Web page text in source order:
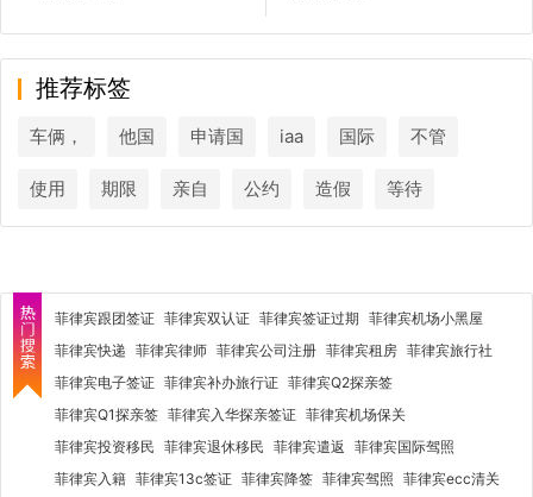
推荐标签
车俩， 他国 申请国 iaa 国际 不管
使用 期限 亲自 公约 造假 等待
菲律宾跟团签证 菲律宾双认证 菲律宾签证过期 菲律宾机场小黑屋
菲律宾快递 菲律宾律师 菲律宾公司注册 菲律宾租房 菲律宾旅行社
菲律宾电子签证 菲律宾补办旅行证 菲律宾Q2探亲签
菲律宾Q1探亲签 菲律宾入华探亲签证 菲律宾机场保关
菲律宾投资移民 菲律宾退休移民 菲律宾遣返 菲律宾国际驾照
菲律宾入籍 菲律宾13c签证 菲律宾降签 菲律宾驾照 菲律宾ecc清关